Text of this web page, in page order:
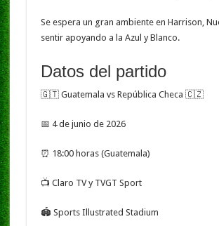
Se espera un gran ambiente en Harrison,
sentir apoyando a la Azul y Blanco.
Datos del partido
🇬🇹 Guatemala vs República Checa 🇨🇿
📅 4 de junio de 2026
⏰ 18:00 horas (Guatemala)
📺 Claro TV y TVGT Sport
🏟 Sports Illustrated Stadium